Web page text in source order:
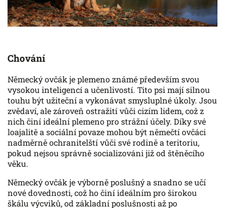
Chování
Německý ovčák je plemeno známé především svou
vysokou inteligencí a učenlivostí. Tito psi mají silnou
touhu být užiteční a vykonávat smysluplné úkoly. Jsou
zvědaví, ale zároveň ostražití vůči cizím lidem, což z
nich činí ideální plemeno pro strážní účely. Díky své
loajalitě a sociální povaze mohou být němečtí ovčáci
nadměrně ochranitelští vůči své rodině a teritoriu,
pokud nejsou správně socializováni již od štěněcího
věku.
Německý ovčák je výborně poslušný a snadno se učí
nové dovednosti, což ho činí ideálním pro širokou
škálu výcviků, od základní poslušnosti až po